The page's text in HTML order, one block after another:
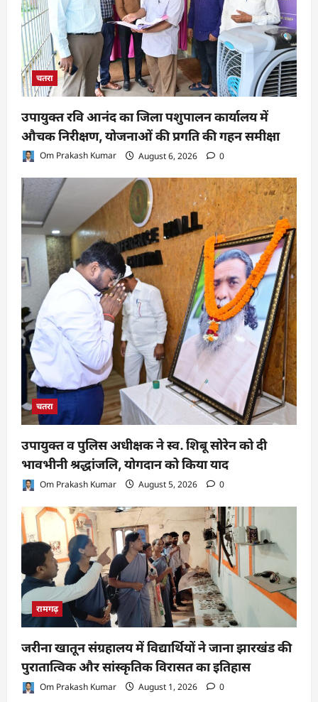
चतरा
उपायुक्त रवि आनंद का जिला पशुपालन कार्यालय में
औचक निरीक्षण, योजनाओं की प्रगति की गहन समीक्षा
Om Prakash Kumar August 6, 2026 0
चतरा
उपायुक्त व पुलिस अधीक्षक ने स्व. शिबू सोरेन को दी
भावभीनी श्रद्धांजलि, योगदान को किया याद
Om Prakash Kumar August 5, 2026 0
रामगढ़
जरीना खातून संग्रहालय में विद्यार्थियों ने जाना झारखंड की
पुरातात्विक और सांस्कृतिक विरासत का इतिहास
Om Prakash Kumar August 1, 2026 0